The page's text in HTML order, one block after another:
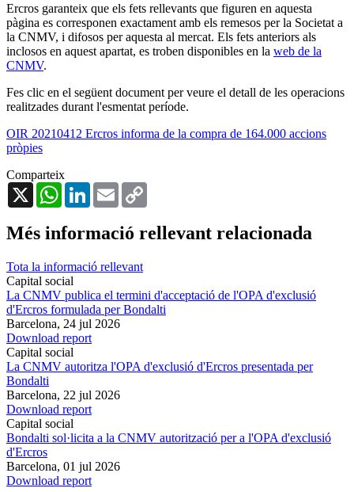
Ercros garanteix que els fets rellevants que figuren en aquesta
pàgina es corresponen exactament amb els remesos per la Societat a
la CNMV, i difosos per aquesta al mercat. Els fets anteriors als
inclosos en aquest apartat, es troben disponibles en la web de la
CNMV.
Fes clic en el següent document per veure el detall de les operacions
realitzades durant l'esmentat període.
OIR 20210412 Ercros informa de la compra de 164.000 accions
pròpies
Comparteix
X
WhatsAppLinkedInEmail
Més informació rellevant relacionada
Tota la informació rellevant
Capital social
La CNMV publica el termini d'acceptació de l'OPA d'exclusió
d'Ercros formulada per Bondalti
Barcelona, 24 jul 2026
Download report
Capital social
La CNMV autoritza l'OPA d'exclusió d'Ercros presentada per
Bondalti
Barcelona, 22 jul 2026
Download report
Capital social
Bondalti sol·licita a la CNMV autorització per a l'OPA d'exclusió
d'Ercros
Barcelona, 01 jul 2026
Download report